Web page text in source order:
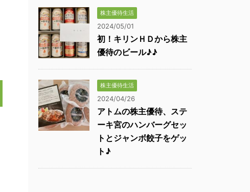
株主優待生活
2024/05/01
初！キリンＨＤから株主
優待のビール♪♪
株主優待生活
2024/04/26
アトムの株主優待、ステ
ーキ宮のハンバーグセッ
トとジャンボ餃子をゲッ
ト♪